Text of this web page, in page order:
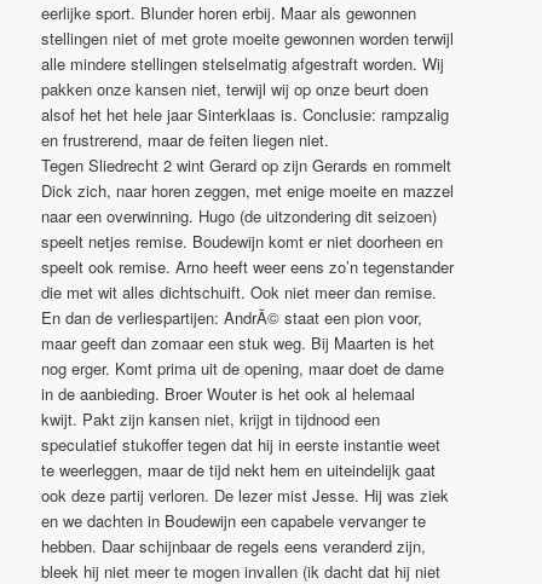
eerlijke sport. Blunder horen erbij. Maar als gewonnen
stellingen niet of met grote moeite gewonnen worden terwijl
alle mindere stellingen stelselmatig afgestraft worden. Wij
pakken onze kansen niet, terwijl wij op onze beurt doen
alsof het het hele jaar Sinterklaas is. Conclusie: rampzalig
en frustrerend, maar de feiten liegen niet.
Tegen Sliedrecht 2 wint Gerard op zijn Gerards en rommelt
Dick zich, naar horen zeggen, met enige moeite en mazzel
naar een overwinning. Hugo (de uitzondering dit seizoen)
speelt netjes remise. Boudewijn komt er niet doorheen en
speelt ook remise. Arno heeft weer eens zo’n tegenstander
die met wit alles dichtschuift. Ook niet meer dan remise.
En dan de verliespartijen: AndrÃ© staat een pion voor,
maar geeft dan zomaar een stuk weg. Bij Maarten is het
nog erger. Komt prima uit de opening, maar doet de dame
in de aanbieding. Broer Wouter is het ook al helemaal
kwijt. Pakt zijn kansen niet, krijgt in tijdnood een
speculatief stukoffer tegen dat hij in eerste instantie weet
te weerleggen, maar de tijd nekt hem en uiteindelijk gaat
ook deze partij verloren. De lezer mist Jesse. Hij was ziek
en we dachten in Boudewijn een capabele vervanger te
hebben. Daar schijnbaar de regels eens veranderd zijn,
bleek hij niet meer te mogen invallen (ik dacht dat hij niet